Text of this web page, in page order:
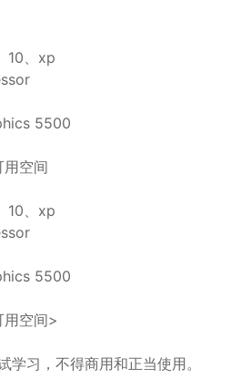
10、xp
5500
空间
10、xp
5500
空间>
学习，不得商用和正当使用。